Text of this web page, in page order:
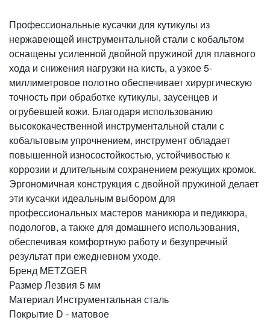
Профессиональные кусачки для кутикулы из
нержавеющей инструментальной стали с кобальтом
оснащены усиленной двойной пружиной для плавного
хода и снижения нагрузки на кисть, а узкое 5-
миллиметровое полотно обеспечивает хирургическую
точность при обработке кутикулы, заусенцев и
огрубевшей кожи. Благодаря использованию
высококачественной инструментальной стали с
кобальтовым упрочнением, инструмент обладает
повышенной износостойкостью, устойчивостью к
коррозии и длительным сохранением режущих кромок.
Эргономичная конструкция с двойной пружиной делает
эти кусачки идеальным выбором для
профессиональных мастеров маникюра и педикюра,
подологов, а также для домашнего использования,
обеспечивая комфортную работу и безупречный
результат при ежедневном уходе.
Бренд METZGER
Размер Лезвия 5 мм
Материал Инструментальная сталь
Покрытие D - матовое